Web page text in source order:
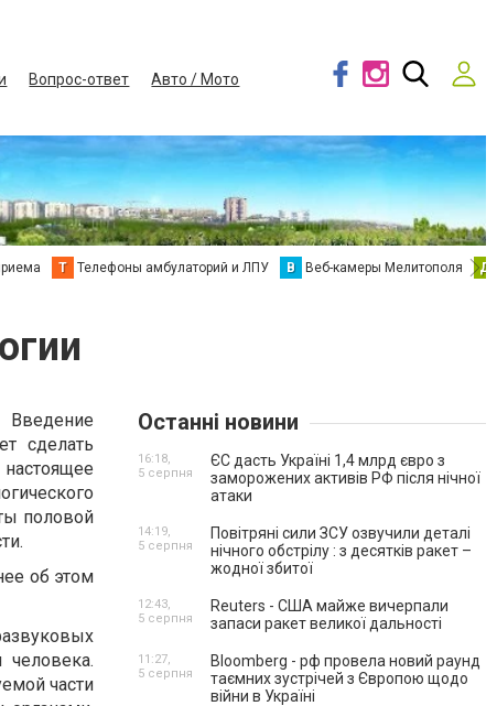
Вопрос-ответ
Авто / Мото
Т Телефоны амбулаторий и ЛПУ В Веб-камеры Мелитополя Д
Введение
сделать
половой
об этом
части
Останні новини
ЄС дасть Україні 1,4 млрд євро з
заморожених активів РФ після нічної
атаки
16:18,
5 серпня
Повітряні сили ЗСУ озвучили деталі
нічного обстрілу : з десятків ракет –
жодної збитої
14:19,
5 серпня
Reuters - США майже вичерпали
запаси ракет великої дальності
12:43,
5 серпня
Bloomberg - рф провела новий раунд
таємних зустрічей з Європою щодо
війни в Україні
11:27,
5 серпня